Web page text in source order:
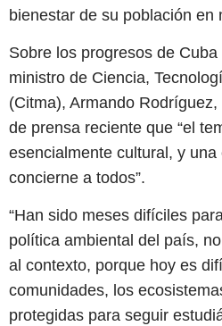
bienestar de su población en
Sobre los progresos de
ministro de Ciencia,
(Citma), Armando
de prensa reciente que “el
esencialmente cultural, y
concierne a todos”.
“Han sido meses difíciles
política ambiental del país,
al contexto, porque hoy es
comunidades, los
protegidas para seguir